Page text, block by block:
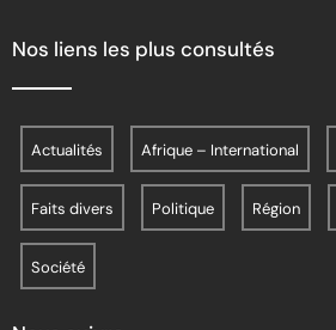
Nos liens les plus consultés
Actualités Afrique – International
Faits divers Politique Région
Société